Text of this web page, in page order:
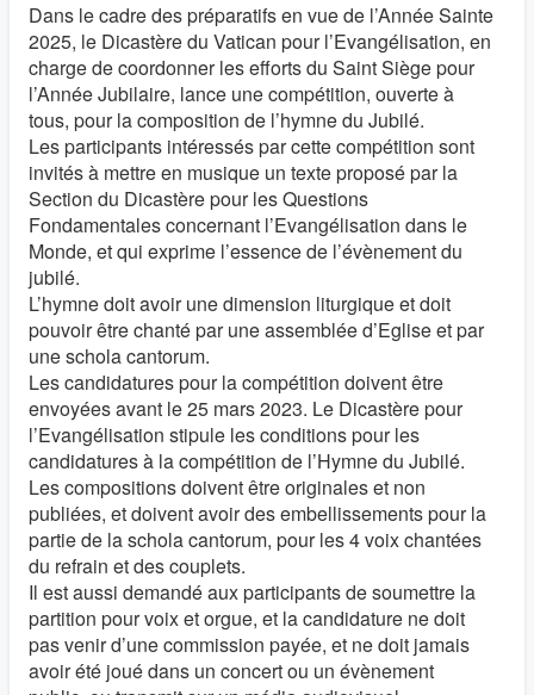
Dans le cadre des préparatifs en vue de l’Année Sainte
2025, le Dicastère du Vatican pour l’Evangélisation, en
charge de coordonner les efforts du Saint Siège pour
l’Année Jubilaire, lance une compétition, ouverte à
tous, pour la composition de l’hymne du Jubilé.
Les participants intéressés par cette compétition sont
invités à mettre en musique un texte proposé par la
Section du Dicastère pour les Questions
Fondamentales concernant l’Evangélisation dans le
Monde, et qui exprime l’essence de l’évènement du
jubilé.
L’hymne doit avoir une dimension liturgique et doit
pouvoir être chanté par une assemblée d’Eglise et par
une schola cantorum.
Les candidatures pour la compétition doivent être
envoyées avant le 25 mars 2023. Le Dicastère pour
l’Evangélisation stipule les conditions pour les
candidatures à la compétition de l’Hymne du Jubilé.
Les compositions doivent être originales et non
publiées, et doivent avoir des embellissements pour la
partie de la schola cantorum, pour les 4 voix chantées
du refrain et des couplets.
Il est aussi demandé aux participants de soumettre la
partition pour voix et orgue, et la candidature ne doit
pas venir d’une commission payée, et ne doit jamais
avoir été joué dans un concert ou un évènement